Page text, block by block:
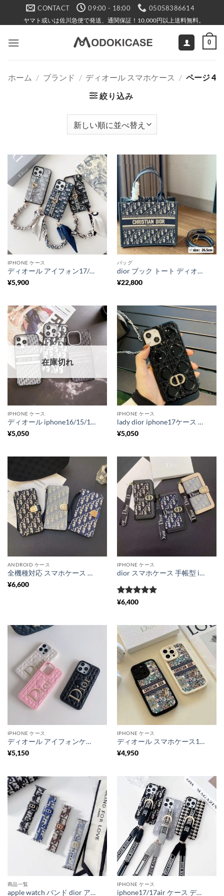
CONTACT 09:00 - 18:00 05058386614
ヤマト或いは佐川急便で発送、通関保証！10,000円以上送料無料。
0
ホーム / ブランド / ディオール スマホケース / ページ 4
絞り込み
IPHONE ケース
ディオール アイフォン17/17pro ケース チェーンストラップ/スカーフ付き iphoneケース ブランド レディース dior iphone16/15pro ケース ハイ ブランド IPhone14 スマホケース ブランド かわいい
¥5,900
バッグ
dior ブック トート ディオール 風 トート バッグ ショルダー オブリーク ミニトート メンズ ショルダー バッグ ブランド レディース ハイ ブランド ハンドバッグ 2way 鞄
¥22,800
在庫切れ
IPHONE ケース
ディオール iphone16/15/15プロ ケース dior オブリーク 携帯ケース 14/14pro クリア iphoneケース ブランド かわいい iphoneケース メタリック 透明 iphone13ケース 流行 芸能人
¥5,050
IPHONE ケース
lady dior iphone17ケース CDロゴ ディオール スマホケース iphone16/15Plus iphone ケース 黒 おしゃれ iphoneケース 人気 女子 エナメルレザー IPhone14/13/12 スマホケースブランド
¥5,050
ANDROID ケース
全機種対応 スマホケース ディオール dior スマホケース 手帳型 IPhone18pro スマホケース エクスペリア/ギャラクシー galaxyケース 手帳型 アンドロイドスマホケース 可愛い スマホカバー android
¥6,600
IPHONE ケース
dior スマホケース 手帳型 iphone18pro/17/17pro ケース ディオール iphone16/16proケース ブランド コピー iphone15/14 ケース 手帳型 可愛い iphoneケース ブランド レディース ストラップ カードケース付き
5段階中
¥6,400
IPHONE ケース
ディオール アイフォンケース 17/17プロ スマホケース dior パロディ iphone ケース ブランド かわいい スマホケース ハイブランド iphone16/15/14 ケース 人気 女子
¥5,150
IPHONE ケース
ディオール スマホケース16/15pro iphone14/14promax ケース dior風 アイフォン13/12 ケース ブランド iphoneケース お揃い ブランド iphoneケース パロディー コピー
¥4,950
商品一覧
apple watch バンド dior アップル ウォッチ バンド ブランド ディオール 風 apple watch バンド 女性 アップル ウォッチ ウルトラ バンド 42mm/44mm/45mm/49mm
IPHONE ケース
iphone17/17air ケース ディオール dior アイフォンケース16/16pro スマホ ショルダー ブランド iphone15ケース ベルト付き iphone14pro max ケース 斜めがけ ハイブランド